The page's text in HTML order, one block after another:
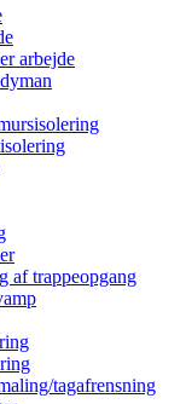
arbejde
af trappeopgang
tagafrensning